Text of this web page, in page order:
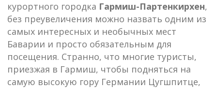
курортного городка Гармиш-Партенкирхен,
без преувеличения можно назвать одним из
самых интересных и необычных мест
Баварии и просто обязательным для
посещения. Странно, что многие туристы,
приезжая в Гармиш, чтобы подняться на
самую высокую гору Германии Цугшпитце,